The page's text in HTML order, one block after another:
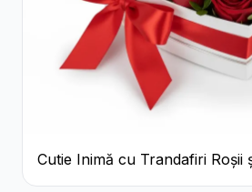
Cutie Inimă cu Trandafiri Roșii
Bomboane Raffaello